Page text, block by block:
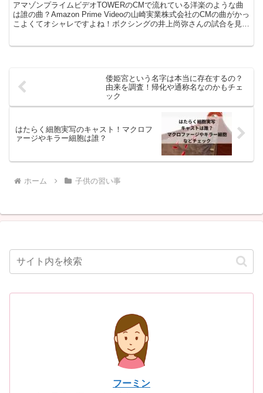
アマゾンプライムビデオTOWERのCMで流れている洋楽のような曲
は誰の曲？Amazon Prime Videoの山崎実業株式会社のCMの曲がかっ
こよくてオシャレですよね！ボクシングの井上尚弥さんの試合を見て
倭姫宮という名字は本当に存在するの？
由来を調査！帰化や通称名なのかもチェ
ック
はたらく細胞実写のキャスト！マクロフ
ァージやキラー細胞は誰？
ホーム 子供の習い事
フーミン